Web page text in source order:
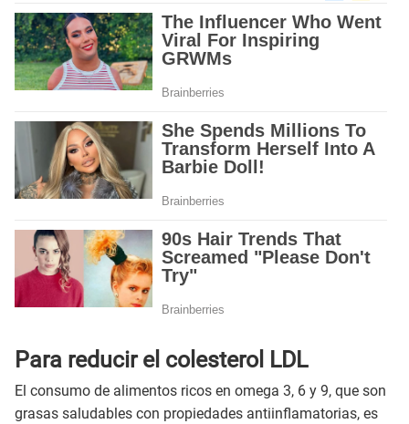
Para reducir el colesterol LDL
El consumo de alimentos ricos en omega 3, 6 y 9, que son
grasas saludables con propiedades antiinflamatorias, es